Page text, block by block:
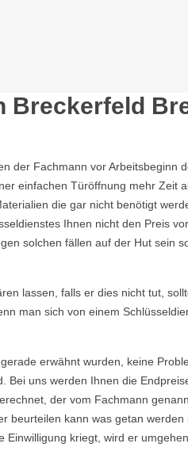
Breckerfeld
der Fachmann vor
einfachen Türöffnung mehr
die gar nicht benötigt
Ihnen nicht den Preis
solchen fällen auf der Hut sein
lassen, falls er dies nicht tut,
man sich von einem
erwähnt wurden, keine
uns werden Ihnen die
der vom Fachmann
beurteilen kann was getan
kriegt, wird er